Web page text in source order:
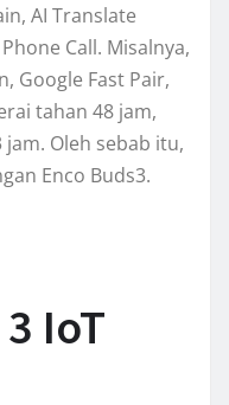
AI Translate
Call. Misalnya,
Google Fast Pair,
tahan 48 jam,
Oleh sebab itu,
Enco Buds3.
IoT